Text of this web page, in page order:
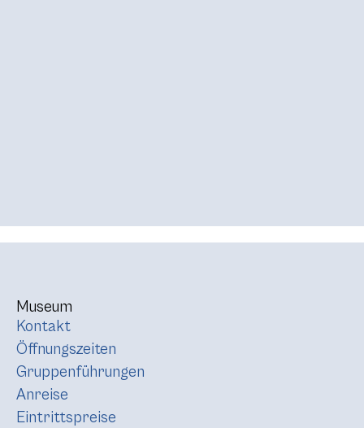
Museum
Kontakt
Öffnungszeiten
Gruppenführungen
Anreise
Eintrittspreise